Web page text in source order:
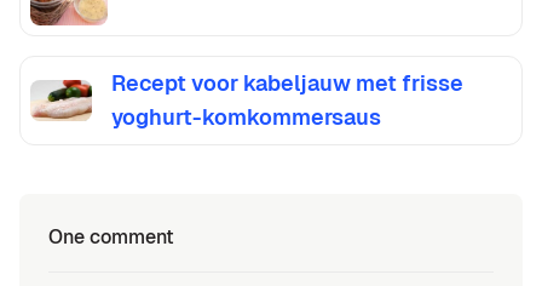
Recept voor kabeljauw met frisse
yoghurt-komkommersaus
One comment